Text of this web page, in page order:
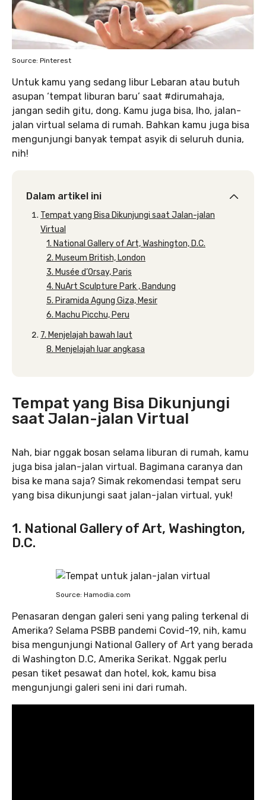
Source: Pinterest
Untuk kamu yang sedang libur Lebaran atau butuh
asupan ‘tempat liburan baru’ saat #dirumahaja,
jangan sedih gitu, dong. Kamu juga bisa, lho, jalan-
jalan virtual selama di rumah. Bahkan kamu juga bisa
mengunjungi banyak tempat asyik di seluruh dunia,
nih!
Dalam artikel ini
Tempat yang Bisa Dikunjungi saat Jalan-jalan
Virtual
1. National Gallery of Art, Washington, D.C.
2. Museum British, London
3. Musée d’Orsay, Paris
4. NuArt Sculpture Park , Bandung
5. Piramida Agung Giza, Mesir
6. Machu Picchu, Peru
7. Menjelajah bawah laut
8. Menjelajah luar angkasa
Tempat yang Bisa Dikunjungi
saat Jalan-jalan Virtual
Nah, biar nggak bosan selama liburan di rumah, kamu
juga bisa jalan-jalan virtual. Bagimana caranya dan
bisa ke mana saja? Simak rekomendasi tempat seru
yang bisa dikunjungi saat jalan-jalan virtual, yuk!
1. National Gallery of Art, Washington,
D.C.
Source: Hamodia.com
Penasaran dengan galeri seni yang paling terkenal di
Amerika? Selama PSBB pandemi Covid-19, nih, kamu
bisa mengunjungi National Gallery of Art yang berada
di Washington D.C, Amerika Serikat. Nggak perlu
pesan tiket pesawat dan hotel, kok, kamu bisa
mengunjungi galeri seni ini dari rumah.